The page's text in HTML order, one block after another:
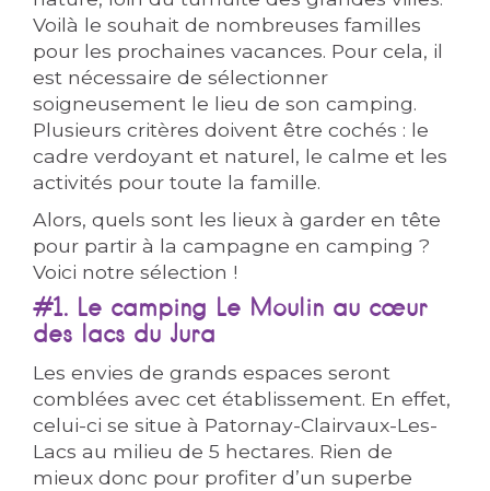
Voilà le souhait de nombreuses familles
pour les prochaines vacances. Pour cela, il
est nécessaire de sélectionner
soigneusement le lieu de son camping.
Plusieurs critères doivent être cochés : le
cadre verdoyant et naturel, le calme et les
activités pour toute la famille.
Alors, quels sont les lieux à garder en tête
pour partir à la campagne en camping ?
Voici notre sélection !
#1. Le camping Le Moulin au cœur
des lacs du Jura
Les envies de grands espaces seront
comblées avec cet établissement. En effet,
celui-ci se situe à Patornay-Clairvaux-Les-
Lacs au milieu de 5 hectares. Rien de
mieux donc pour profiter d’un superbe